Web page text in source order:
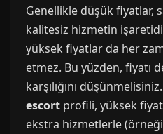
Genellikle düşük fiyatlar,
kalitesiz hizmetin
yüksek fiyatlar da her
etmez. Bu yüzden, fiyatı
karşılığını
escort profili, yüksek
ekstra hizmetlerle